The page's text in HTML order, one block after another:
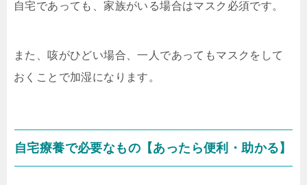
自宅であっても、家族がいる場合はマスク必須です。
また、咳がひどい場合、一人であってもマスクをして
おくことで加湿になります。
自宅療養で必要なもの【あったら便利・助かる】